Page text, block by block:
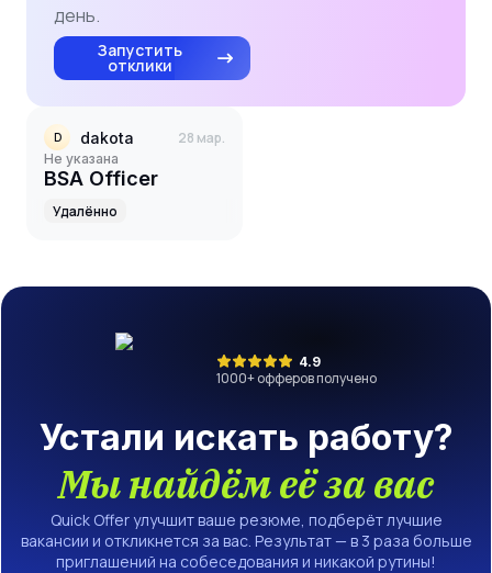
день.
Запустить
отклики
D dakota 28 мар.
Не указана
BSA Officer
Удалённо
4.9
1000+ офферов получено
Устали искать работу?
Мы найдём её за вас
Quick Offer улучшит ваше резюме, подберёт лучшие
вакансии и откликнется за вас. Результат — в 3 раза больше
приглашений на собеседования и никакой рутины!